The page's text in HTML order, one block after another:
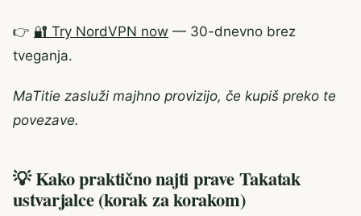
👉 🔐 Try NordVPN now — 30-dnevno brez
tveganja.
MaTitie zasluži majhno provizijo, če kupiš preko te
povezave.
💡 Kako praktično najti prave Takatak
ustvarjalce (korak za korakom)